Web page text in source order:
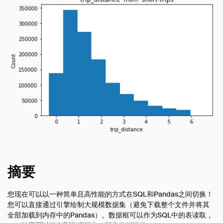
摘要
您现在可以以一种简单且高性能的方式在SQL和Pandas之间切换！
您可以直接通过引擎绘制大规模数据集（避免下载整个文件并将其
全部加载到内存中的Pandas）。数据框可以作为SQL中的表读取，